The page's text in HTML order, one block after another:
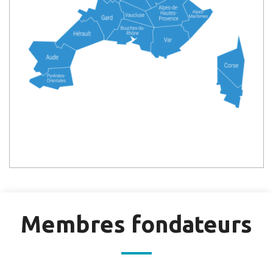
Membres fondateurs